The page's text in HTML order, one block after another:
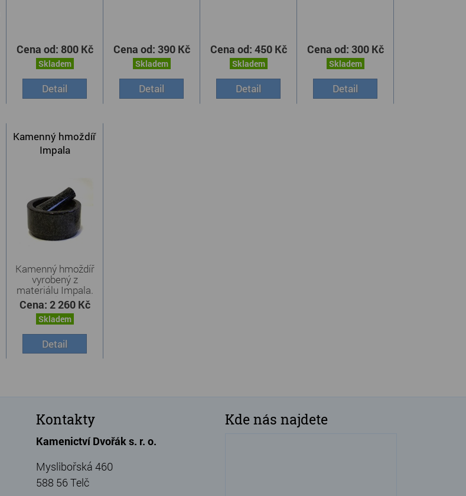
Cena od: 800 Kč
Skladem
Detail
Cena od: 390 Kč
Skladem
Detail
Cena od: 450 Kč
Skladem
Detail
Cena od: 300 Kč
Skladem
Detail
Kamenný hmoždíř
Impala
Kamenný hmoždíř
vyrobený z
materiálu Impala.
Součástí ...
Cena: 2 260 Kč
Skladem
Detail
Kontakty
Kamenictví Dvořák s. r. o.
Myslibořská 460
588 56 Telč
Kde nás najdete